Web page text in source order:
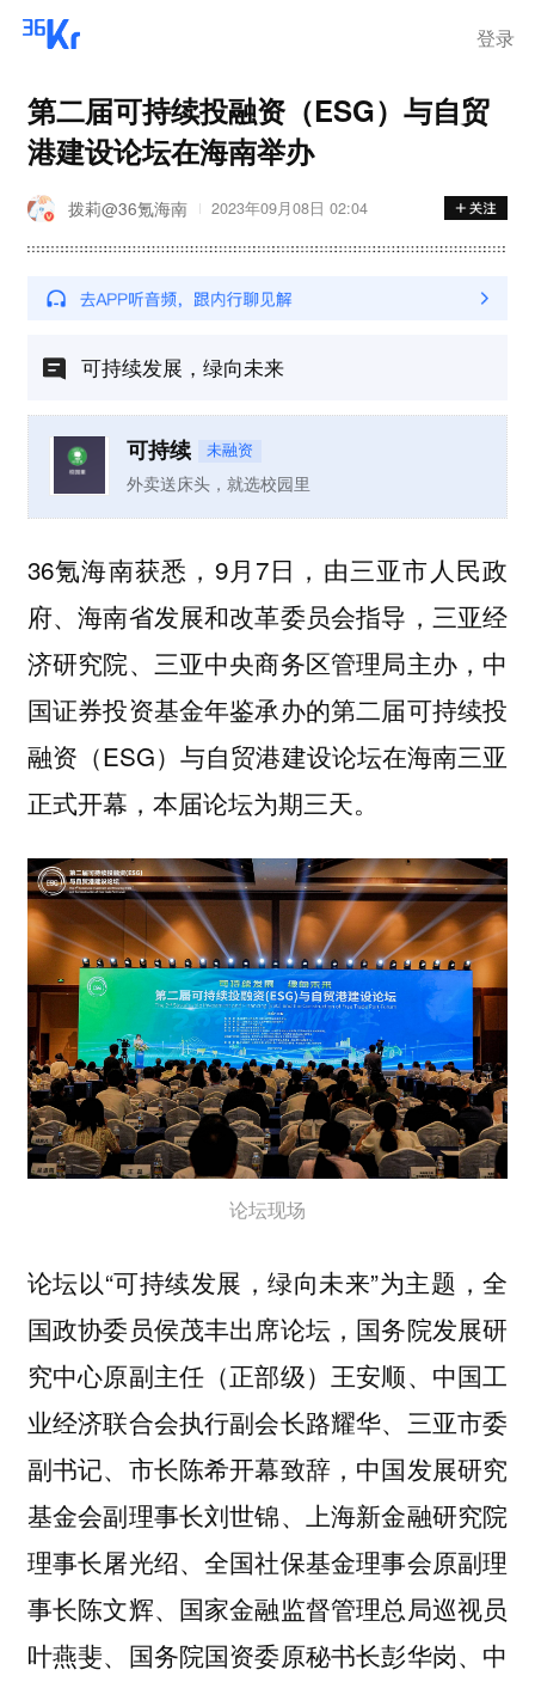
登录
第二届可持续投融资（ESG）与自贸
港建设论坛在海南举办
拨莉@36氪海南 2023年09月08日 02:04
可持续发展，绿向未来
可持续 未融资
外卖送床头，就选校园里
36氪海南获悉，9月7日，由三亚市人民政
府、海南省发展和改革委员会指导，三亚经
济研究院、三亚中央商务区管理局主办，中
国证券投资基金年鉴承办的第二届可持续投
融资（ESG）与自贸港建设论坛在海南三亚
正式开幕，本届论坛为期三天。
论坛现场
论坛以“可持续发展，绿向未来”为主题，全
国政协委员侯茂丰出席论坛，国务院发展研
究中心原副主任（正部级）王安顺、中国工
业经济联合会执行副会长路耀华、三亚市委
副书记、市长陈希开幕致辞，中国发展研究
基金会副理事长刘世锦、上海新金融研究院
理事长屠光绍、全国社保基金理事会原副理
事长陈文辉、国家金融监督管理总局巡视员
叶燕斐、国务院国资委原秘书长彭华岗、中